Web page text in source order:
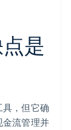
是
，但它确
金流管理并